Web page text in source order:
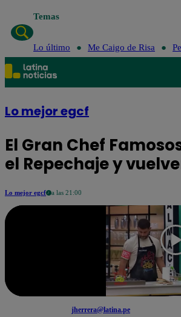
Temas
Lo último Me Caigo de Risa
Lo mejor egcf
El Gran Chef
el Repechaje y
Lo mejor egcf a las 21:00
jherrera@latina.pe